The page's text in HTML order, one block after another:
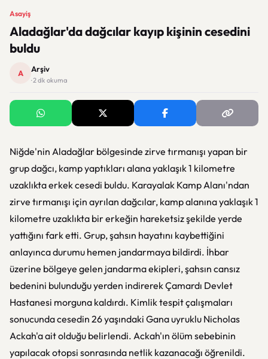
Asayiş
Aladağlar'da dağcılar kayıp kişinin cesedini
buldu
A Arşiv
· 2 dk okuma
Niğde'nin Aladağlar bölgesinde zirve tırmanışı yapan bir
grup dağcı, kamp yaptıkları alana yaklaşık 1 kilometre
uzaklıkta erkek cesedi buldu. Karayalak Kamp Alanı'ndan
zirve tırmanışı için ayrılan dağcılar, kamp alanına yaklaşık 1
kilometre uzaklıkta bir erkeğin hareketsiz şekilde yerde
yattığını fark etti. Grup, şahsın hayatını kaybettiğini
anlayınca durumu hemen jandarmaya bildirdi. İhbar
üzerine bölgeye gelen jandarma ekipleri, şahsın cansız
bedenini bulunduğu yerden indirerek Çamardı Devlet
Hastanesi morguna kaldırdı. Kimlik tespit çalışmaları
sonucunda cesedin 26 yaşındaki Gana uyruklu Nicholas
Ackah'a ait olduğu belirlendi. Ackah'ın ölüm sebebinin
yapılacak otopsi sonrasında netlik kazanacağı öğrenildi.